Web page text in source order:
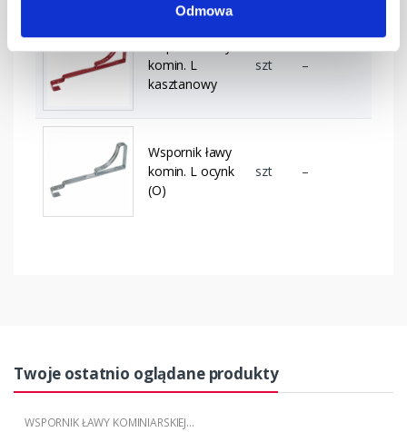
Odmowa
komin. L
kasztanowy
szt –
Wspornik ławy
komin. L ocynk
(O)
szt –
Twoje ostatnio oglądane produkty
WSPORNIK ŁAWY KOMINIARSKIEJ -